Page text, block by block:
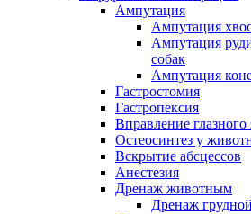
Ампутация
Ампутация
Ампутация
собак
Ампутация
Гастростомия
Гастропексия
Вправление глазного
Остеосинтез у
Вскрытие абсцессов
Анестезия
Дренаж животным
Дренаж